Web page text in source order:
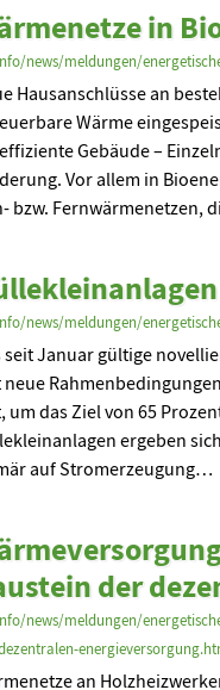
in
news/meldungen/
Hausanschlüsse an
Wärme
Gebäude –
Vor allem in
bzw. Fernwärmenetzen,
news/meldungen/
seit Januar gültige
neue
um das Ziel von 65
ergeben
auf Stromerzeugung…
der
news/meldungen/
an